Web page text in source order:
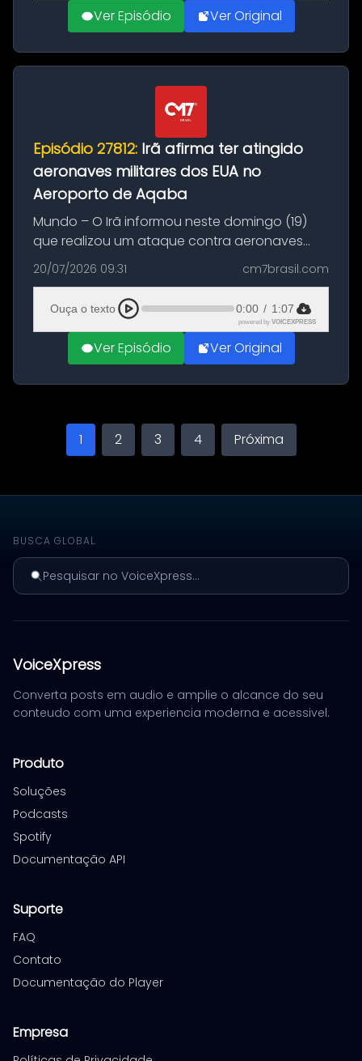
Ver Episódio Ver Original
Episódio 27812: Irã afirma ter atingido
aeronaves militares dos EUA no
Aeroporto de Aqaba
Mundo – O Irã informou neste domingo (19)
que realizou um ataque contra aeronaves
militares dos Estados Unidos estacionadas no
Aeroporto de Aqaba, na Jordânia, durante a
21ª fase da Operação Nasr 2. A...
20/07/2026 09:31 cm7brasil.com
Ouça o texto 0:00 / 1:07
powered by VOICEXPRESS
Ver Episódio Ver Original
1 2 3 4 Próxima
BUSCA GLOBAL
Pesquisar no VoiceXpress...
VoiceXpress
Converta posts em audio e amplie o alcance do seu
conteudo com uma experiencia moderna e acessivel.
Produto
Soluções
Podcasts
Spotify
Documentação API
Suporte
FAQ
Contato
Documentação do Player
Empresa